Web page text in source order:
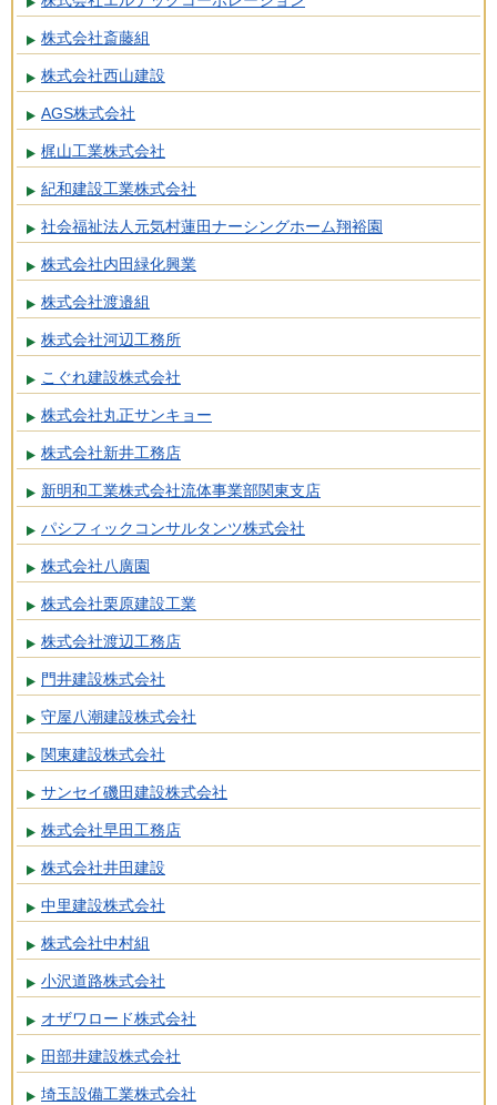
株式会社斎藤組
株式会社西山建設
AGS株式会社
梶山工業株式会社
紀和建設工業株式会社
社会福祉法人元気村蓮田ナーシングホーム翔裕園
株式会社内田緑化興業
株式会社渡邉組
株式会社河辺工務所
こぐれ建設株式会社
株式会社丸正サンキョー
株式会社新井工務店
新明和工業株式会社流体事業部関東支店
パシフィックコンサルタンツ株式会社
株式会社八廣園
株式会社栗原建設工業
株式会社渡辺工務店
門井建設株式会社
守屋八潮建設株式会社
関東建設株式会社
サンセイ磯田建設株式会社
株式会社早田工務店
株式会社井田建設
中里建設株式会社
株式会社中村組
小沢道路株式会社
オザワロード株式会社
田部井建設株式会社
埼玉設備工業株式会社